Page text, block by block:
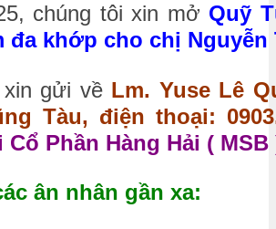
chúng tôi xin mở Quỹ
đa khớp cho chị
gửi về Lm. Yuse Lê
Tàu, điện thoại:
Phần Hàng Hải ( MSB
ân nhân gần xa: